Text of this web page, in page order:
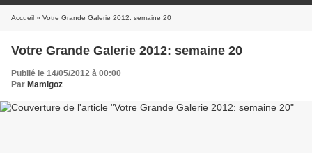
Accueil » Votre Grande Galerie 2012: semaine 20
Votre Grande Galerie 2012: semaine 20
Publié le 14/05/2012 à 00:00
Par Mamigoz